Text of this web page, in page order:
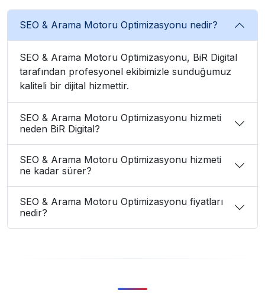
SEO & Arama Motoru Optimizasyonu nedir?
SEO & Arama Motoru Optimizasyonu, BiR Digital
tarafından profesyonel ekibimizle sunduğumuz
kaliteli bir dijital hizmettir.
SEO & Arama Motoru Optimizasyonu hizmeti
neden BiR Digital?
SEO & Arama Motoru Optimizasyonu hizmeti
ne kadar sürer?
SEO & Arama Motoru Optimizasyonu fiyatları
nedir?